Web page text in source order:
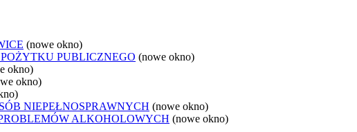
(nowe okno)
PUBLICZNEGO (nowe okno)
okno)
okno)
NIEPEŁNOSPRAWNYCH (nowe okno)
ALKOHOLOWYCH (nowe okno)